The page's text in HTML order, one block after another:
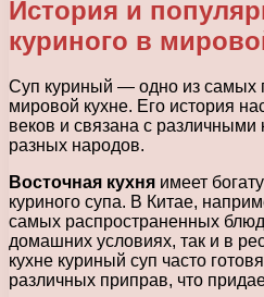
История и
куриного в
Суп куриный — одно из самых
мировой кухне. Его история
веков и связана с различными
разных народов.
Восточная кухня имеет
куриного супа. В Китае,
самых распространенных
домашних условиях, так и в
кухне куриный суп часто
различных приправ, что